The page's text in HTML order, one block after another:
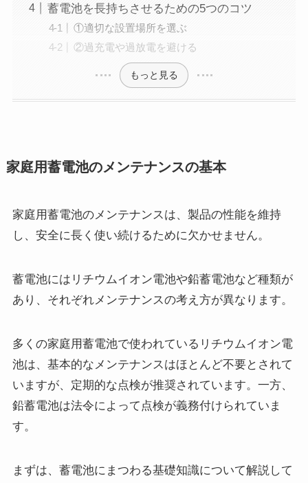
蓄電池を長持ちさせるための5つのコツ
①適切な設置場所を選ぶ
②過充電や過放電を避ける
もっと見る
家庭用蓄電池のメンテナンスの基本
家庭用蓄電池のメンテナンスは、製品の性能を維持
し、安全に長く使い続けるために欠かせません。
蓄電池にはリチウムイオン電池や鉛蓄電池など種類が
あり、それぞれメンテナンスの考え方が異なります。
多くの家庭用蓄電池で使われているリチウムイオン電
池は、基本的なメンテナンスはほとんど不要とされて
いますが、定期的な点検が推奨されています。一方、
鉛蓄電池は法令によって点検が義務付けられていま
す。
まずは、蓄電池にまつわる基礎知識について解説して